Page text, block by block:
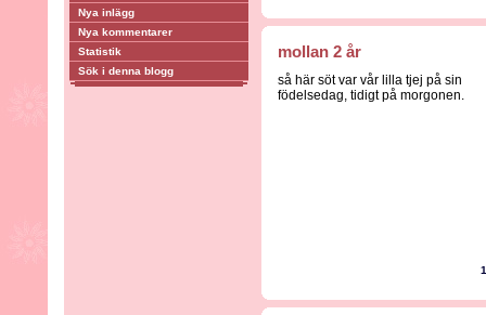
Nya inlägg
Nya kommentarer
Statistik
Sök i denna blogg
mollan 2 år
så här söt var vår lilla tjej på sin
födelsedag, tidigt på morgonen.